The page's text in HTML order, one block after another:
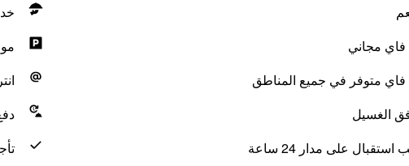
فاي مجاني
فاي متوفر في جميع المناطق
الغسيل
على مدار 24 ساعة